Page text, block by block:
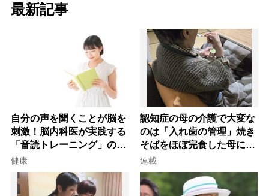
最新記事
自分の声を聞くことが脳を
刺激！脳内科医が実践する
「音読トレーニング」の極
意
健康
認知症の母の介護で大変な
のは「入れ歯の管理」焼き
そばをほぼ完食した母に息
子が血の気が引いた理由
連載